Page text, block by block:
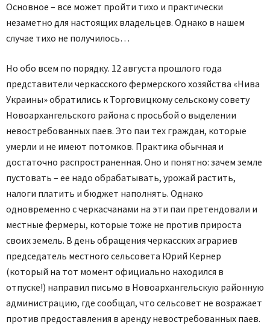
Основное – все может пройти тихо и практически
незаметно для настоящих владельцев. Однако в нашем
случае тихо не получилось…
Но обо всем по порядку. 12 августа прошлого года
представители черкасского фермерского хозяйства «Нива
Украины» обратились к Торговицкому сельскому совету
Новоархангельского района с просьбой о выделении
невостребованных паев. Это паи тех граждан, которые
умерли и не имеют потомков. Практика обычная и
достаточно распространенная. Оно и понятно: зачем земле
пустовать – ее надо обрабатывать, урожай растить,
налоги платить и бюджет наполнять. Однако
одновременно с черкасчанами на эти паи претендовали и
местные фермеры, которые тоже не против прироста
своих земель. В день обращения черкасских аграриев
председатель местного сельсовета Юрий Кернер
(который на тот момент официально находился в
отпуске!) направил письмо в Новоархангельскую районную
администрацию, где сообщал, что сельсовет не возражает
против предоставления в аренду невостребованных паев.